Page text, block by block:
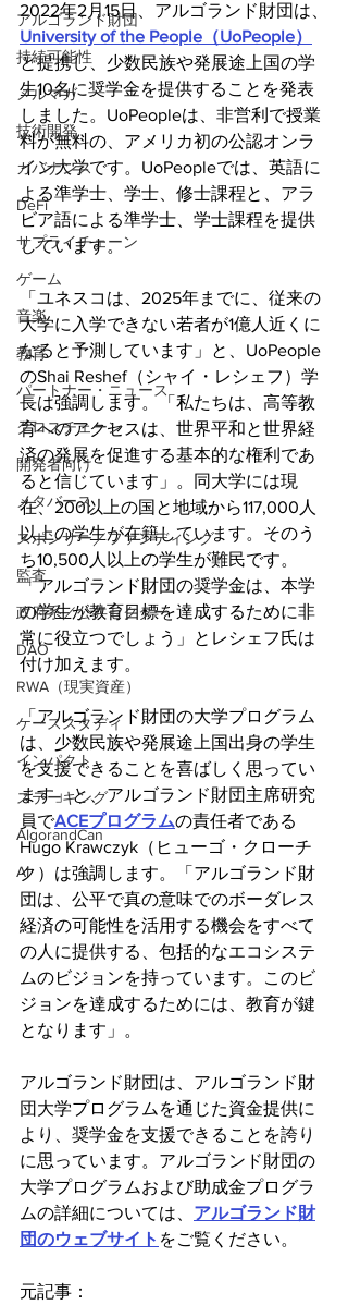
アルゴランド財団
持続可能性
メルマガ
技術開発
ガバナンス
DeFi
サプライチェーン
ゲーム
音楽
教育
パートナー・ニュース
クロスチェーン
開発者向け
メタバース
スポンサー／ファンディング
監査
政府系／公共セクター
DAO
RWA（現実資産）
ケーススタディ
インパクト
ステーキング
AlgorandCan
AI
2022年2月15日、アルゴランド財団は、
University of the People（UoPeople）
と提携し、少数民族や発展途上国の学
生10名に奨学金を提供することを発表
しました。UoPeopleは、非営利で授業
料が無料の、アメリカ初の公認オンラ
イン大学です。UoPeopleでは、英語に
よる準学士、学士、修士課程と、アラ
ビア語による準学士、学士課程を提供
しています。
「ユネスコは、2025年までに、従来の
大学に入学できない若者が1億人近くに
なると予測しています」と、UoPeople
のShai Reshef（シャイ・レシェフ）学
長は強調します。「私たちは、高等教
育へのアクセスは、世界平和と世界経
済の発展を促進する基本的な権利であ
ると信じています」。同大学には現
在、200以上の国と地域から117,000人
以上の学生が在籍しています。そのう
ち10,500人以上の学生が難民です。
「アルゴランド財団の奨学金は、本学
の学生が教育目標を達成するために非
常に役立つでしょう」とレシェフ氏は
付け加えます。
「アルゴランド財団の大学プログラム
は、少数民族や発展途上国出身の学生
を支援できることを喜ばしく思ってい
ます」と、アルゴランド財団主席研究
員でACEプログラムの責任者である
Hugo Krawczyk（ヒューゴ・クローチ
ク）は強調します。「アルゴランド財
団は、公平で真の意味でのボーダレス
経済の可能性を活用する機会をすべて
の人に提供する、包括的なエコシステ
ムのビジョンを持っています。このビ
ジョンを達成するためには、教育が鍵
となります」。
アルゴランド財団は、アルゴランド財
団大学プログラムを通じた資金提供に
より、奨学金を支援できることを誇り
に思っています。アルゴランド財団の
大学プログラムおよび助成金プログラ
ムの詳細については、 アルゴランド財
団のウェブサイト をご覧ください。
元記事：